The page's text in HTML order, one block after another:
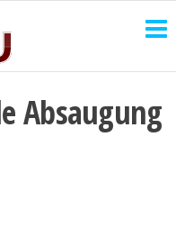
Absaugung